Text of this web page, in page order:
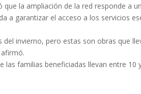
que la ampliación de la red responde a
a garantizar el acceso a los servicios
del invierno, pero estas son obras que
las familias beneficiadas llevan entre 10